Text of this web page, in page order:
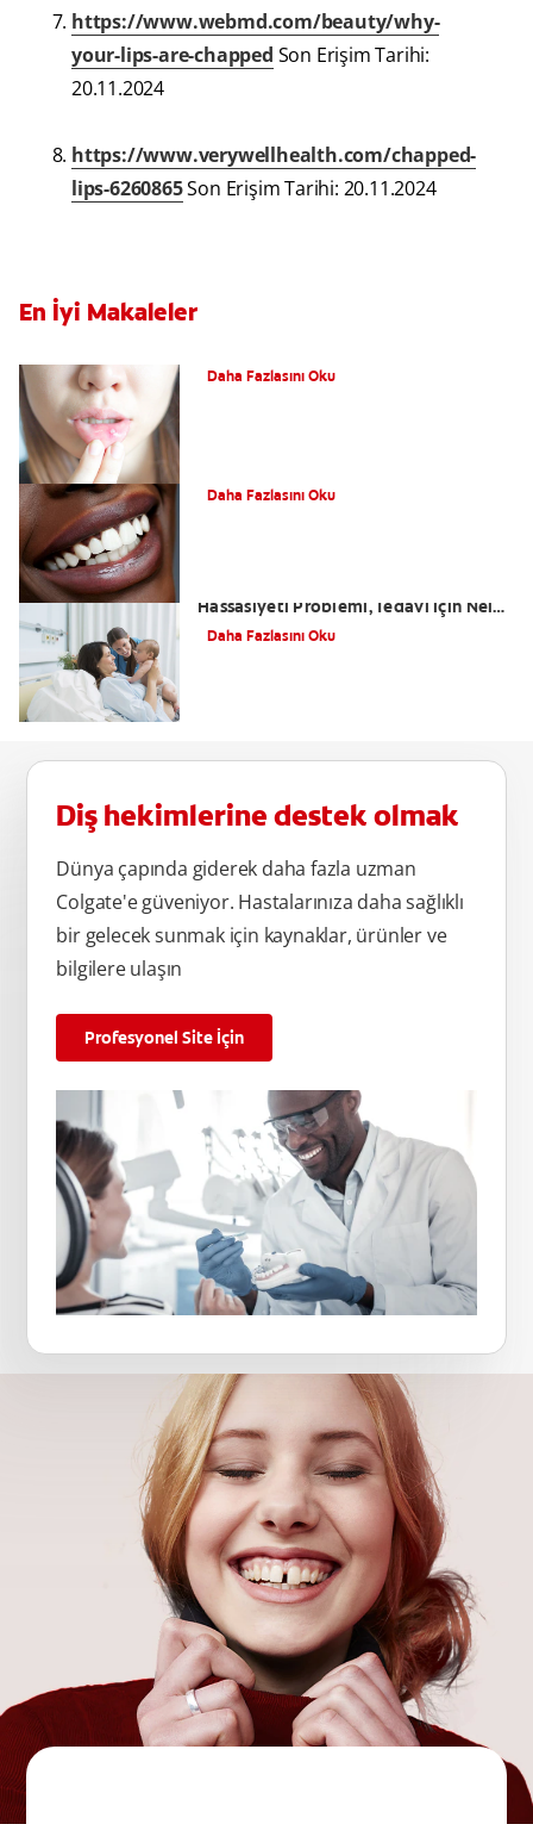
https://www.webmd.com/beauty/why-
your-lips-are-chapped Son Erişim Tarihi:
20.11.2024
https://www.verywellhealth.com/chapped-
lips-6260865Son Erişim Tarihi: 20.11.2024
En İyi Makaleler
Daha Fazlasını Oku
Daha Fazlasını Oku
Hassasiyeti Problemi, Tedavi için Neler
Yapılabilir?
Daha Fazlasını Oku
Diş hekimlerine destek olmak
Dünya çapında giderek daha fazla uzman
Colgate'e güveniyor. Hastalarınıza daha sağlıklı
bir gelecek sunmak için kaynaklar, ürünler ve
bilgilere ulaşın
Profesyonel Site İçin